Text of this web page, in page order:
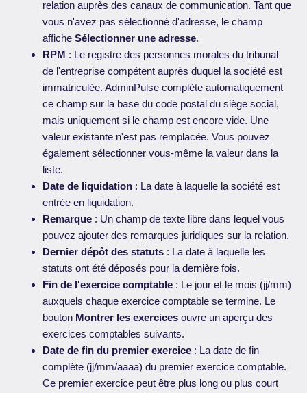
relation auprès des canaux de communication. Tant que
vous n'avez pas sélectionné d'adresse, le champ
afficheSélectionner une adresse.
RPM : Le registre des personnes morales du tribunal
de l'entreprise compétent auprès duquel la société est
immatriculée. AdminPulse complète automatiquement
ce champ sur la base du code postal du siège social,
mais uniquement si le champ est encore vide. Une
valeur existante n'est pas remplacée. Vous pouvez
également sélectionner vous-même la valeur dans la
liste.
Date de liquidation : La date à laquelle la société est
entrée en liquidation.
Remarque : Un champ de texte libre dans lequel vous
pouvez ajouter des remarques juridiques sur la relation.
Dernier dépôt des statuts : La date à laquelle les
statuts ont été déposés pour la dernière fois.
Fin de l'exercice comptable : Le jour et le mois (jj/mm)
auxquels chaque exercice comptable se termine. Le
bouton Montrer les exercices ouvre un aperçu des
exercices comptables suivants.
Date de fin du premier exercice : La date de fin
complète (jj/mm/aaaa) du premier exercice comptable.
Ce premier exercice peut être plus long ou plus court